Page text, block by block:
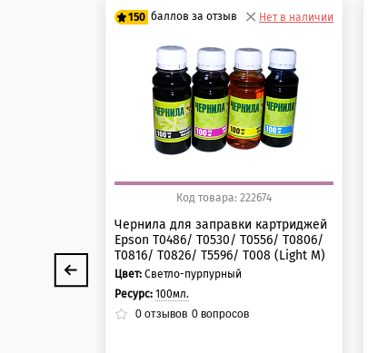
150 баллов за отзыв
125 баллов
150 баллов
Нет в наличии
Код товара: 222674
Чернила для заправки картриджей
Epson T0486/ T0530/ T0556/ T0806/
T0816/ T0826/ T5596/ T008 (Light M)
Цвет: Светло-пурпурный
Ресурс:100мл.
0 отзывов 0 вопросов